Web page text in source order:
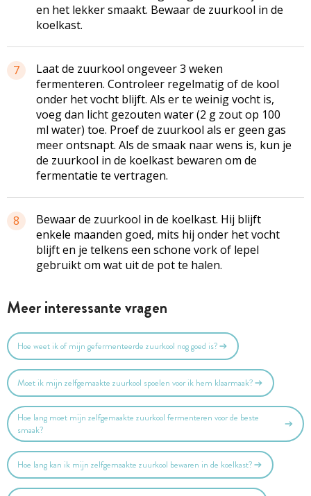
en het lekker smaakt. Bewaar de zuurkool in de
koelkast.
7
Laat de zuurkool ongeveer 3 weken
fermenteren. Controleer regelmatig of de kool
onder het vocht blijft. Als er te weinig vocht is,
voeg dan licht gezouten water (2 g zout op 100
ml water) toe. Proef de zuurkool als er geen gas
meer ontsnapt. Als de smaak naar wens is, kun je
de zuurkool in de koelkast bewaren om de
fermentatie te vertragen.
8
Bewaar de zuurkool in de koelkast. Hij blijft
enkele maanden goed, mits hij onder het vocht
blijft en je telkens een schone vork of lepel
gebruikt om wat uit de pot te halen.
Meer interessante vragen
Hoe weet ik of mijn gefermenteerde zuurkool nog goed is?
Moet ik mijn zelfgemaakte zuurkool spoelen voor ik hem klaarmaak?
Hoe lang moet mijn zelfgemaakte zuurkool fermenteren voor de beste
smaak?
Hoe lang kan ik mijn zelfgemaakte zuurkool bewaren in de koelkast?